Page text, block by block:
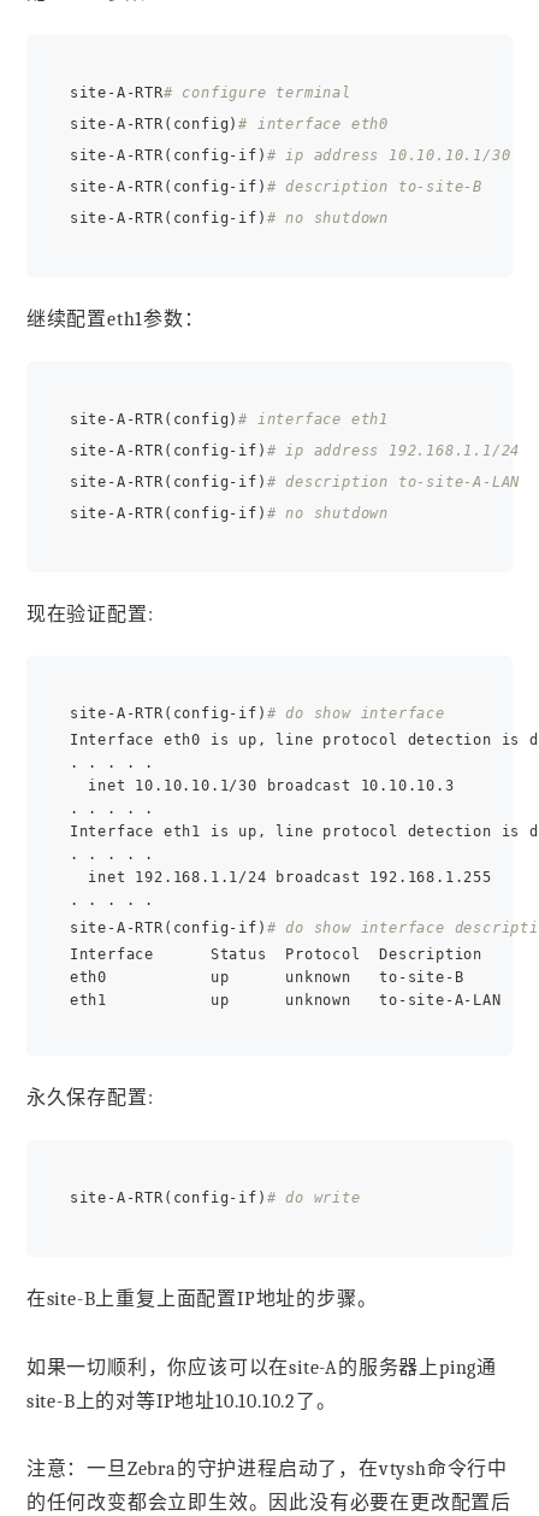
site-A-RTR# configure terminal
site-A-RTR(config)# interface eth0
site-A-RTR(config-if) # ip address 10.10.10.1/30
site-A-RTR(config-if) # description to-site-B
site-A-RTR(config-if) # no shutdown
继续配置eth1参数：
site-A-RTR(config)# interface eth1
site-A-RTR(config-if) # ip address 192.168.1.1/24
site-A-RTR(config-if) # description to-site-A-LAN
site-A-RTR(config-if) # no shutdown
现在验证配置:
site-A-RTR(config-if) # do show interface
Interface eth0 is up, line protocol detection is
. . . . .
inet 10.10.10.1/30 broadcast 10.10.10.3
. . . . .
Interface eth1 is up, line protocol detection is
. . . . .
inet 192.168.1.1/24 broadcast 192.168.1.255
. . . . .
site-A-RTR(config-if) # do show interface
Interface      Status  Protocol  Description
eth0           up      unknown   to-site-B
永久保存配置:
site-A-RTR(config-if) # do write
在site-B上重复上面配置IP地址的步骤。
如果一切顺利，你应该可以在site-A的服务器上ping通
site-B上的对等IP地址10.10.10.2了。
注意：一旦Zebra的守护进程启动了，在vtysh命令行中
的任何改变都会立即生效。因此没有必要在更改配置后